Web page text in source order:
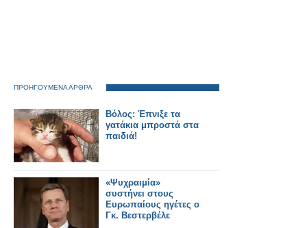
ΠΡΟΗΓΟΥΜΕΝΑ ΑΡΘΡΑ
Βόλος: Έπνιξε τα
γατάκια μπροστά στα
παιδιά!
«Ψυχραιμία»
συστήνει στους
Ευρωπαίους ηγέτες ο
Γκ. Βεστερβέλε